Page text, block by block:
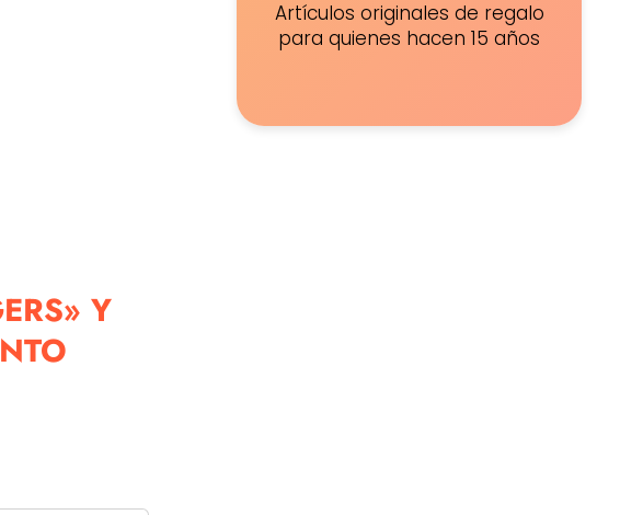
Y
Artículos originales de regalo
para quienes hacen 15 años